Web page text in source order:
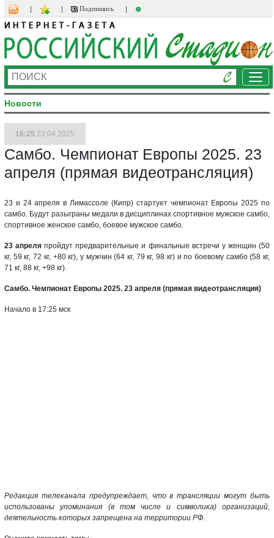
Подпишись
Новости
16:25 23.04.2025
Самбо. Чемпионат Европы 2025. 23
апреля (прямая видеотрансляция)
23 и 24 апреля в Лимассоле (Кипр) стартует чемпионат Европы 2025 по
самбо. Будут разыграны медали в дисциплинах спортивное мужское самбо,
спортивное женское самбо, боевое мужское самбо.
23 апреля пройдут предварительные и финальные встречи у женщин (50
кг, 59 кг, 72 кг, +80 кг), у мужчин (64 кг, 79 кг, 98 кг) и по боевому самбо (58 кг,
71 кг, 88 кг, +98 кг).
Самбо. Чемпионат Европы 2025. 23 апреля (прямая видеотрансляция)
Начало в 17:25 мск
Редакция телеканала предупреждает, что в трансляции могут быть
использованы упоминания (в том числе и символика) организаций,
деятельность которых запрещена на территории РФ.